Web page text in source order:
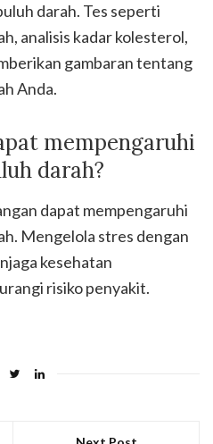
darah. Tes seperti
analisis kadar kolesterol,
gambaran tentang
Anda.
mempengaruhi
darah?
dapat mempengaruhi
Mengelola stres dengan
kesehatan
risiko penyakit.